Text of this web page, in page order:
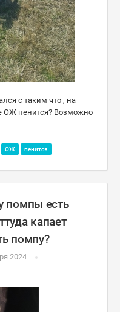
с таким что , на
ОЖ пенится? Возможно
ОЖ пенится
помпы есть
капает
помпу?
2024